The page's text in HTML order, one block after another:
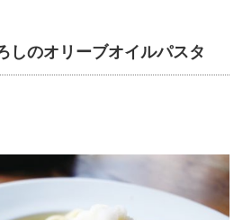
のオリーブオイルパスタ